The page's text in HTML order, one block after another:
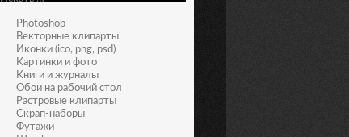
Photoshop
Векторные клипарты
Иконки (ico, png, psd)
Картинки и фото
Книги и журналы
Обои на рабочий стол
Растровые клипарты
Скрап-наборы
Футажи